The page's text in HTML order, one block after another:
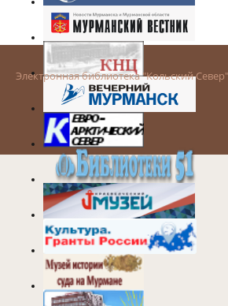
Электронная библиотека "Кольский